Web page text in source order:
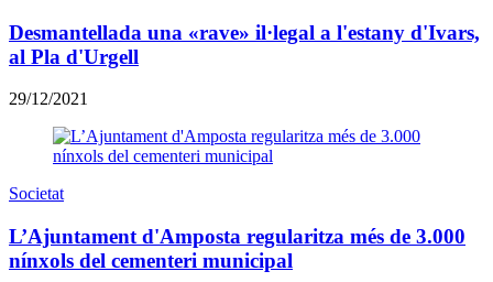
Desmantellada una «rave» il·legal a l'estany d'Ivars,
al Pla d'Urgell
29/12/2021
Societat
L’Ajuntament d'Amposta regularitza més de 3.000
nínxols del cementeri municipal